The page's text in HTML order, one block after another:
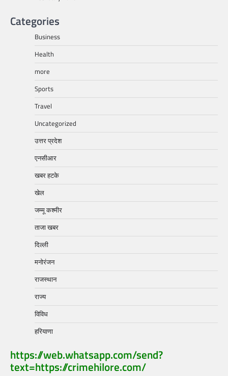
Categories
Business
Health
more
Sports
Travel
Uncategorized
उत्तर प्रदेश
एनसीआर
खबर हटके
खेल
जम्मू कश्मीर
ताजा खबर
दिल्ली
मनोरंजन
राजस्थान
राज्य
विविध
हरियाणा
https://web.whatsapp.com/send?
text=https://crimehilore.com/